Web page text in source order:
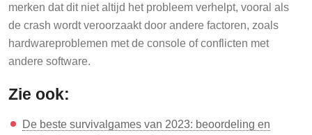
merken dat dit niet altijd het probleem verhelpt, vooral als
de crash wordt veroorzaakt door andere factoren, zoals
hardwareproblemen met de console of conflicten met
andere software.
Zie ook:
De beste survivalgames van 2023: beoordeling en